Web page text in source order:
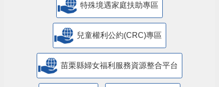
特殊境遇家庭扶助專區
兒童權利公約(CRC)專區
苗栗縣婦女福利服務資源整合平台